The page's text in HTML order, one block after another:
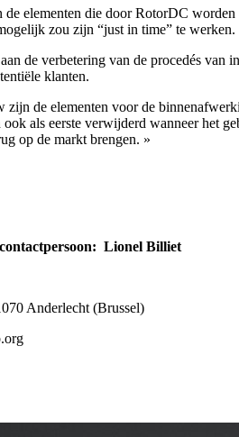
elementen die door RotorDC
zou zijn “just in time” te
de verbetering van de procedés
klanten.
zijn de elementen voor de
ook als eerste verwijderd wanneer het
op de markt brengen. »
Lionel Billiet
Anderlecht (Brussel)